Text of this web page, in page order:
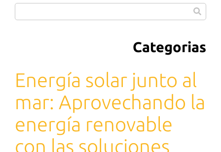
Energía solar junto al
mar: Aprovechando la
energía renovable
con las soluciones
Categorias